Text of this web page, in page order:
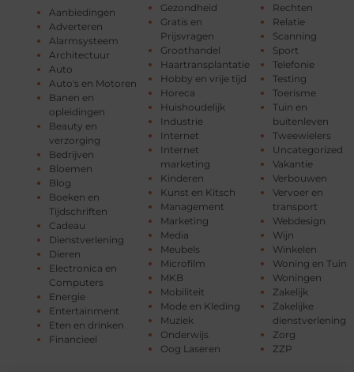
Aanbiedingen
Adverteren
Alarmsysteem
Architectuur
Auto
Auto's en Motoren
Banen en
opleidingen
Beauty en
verzorging
Bedrijven
Bloemen
Blog
Boeken en
Tijdschriften
Cadeau
Dienstverlening
Dieren
Electronica en
Computers
Energie
Entertainment
Eten en drinken
Financieel
Gezondheid
Gratis en
Prijsvragen
Groothandel
Haartransplantatie
Hobby en vrije tijd
Horeca
Huishoudelijk
Industrie
Internet
Internet
marketing
Kinderen
Kunst en Kitsch
Management
Marketing
Media
Meubels
Microfilm
MKB
Mobiliteit
Mode en Kleding
Muziek
Onderwijs
Oog Laseren
Rechten
Relatie
Scanning
Sport
Telefonie
Testing
Toerisme
Tuin en
buitenleven
Tweewielers
Uncategorized
Vakantie
Verbouwen
Vervoer en
transport
Webdesign
Wijn
Winkelen
Woning en Tuin
Woningen
Zakelijk
Zakelijke
dienstverlening
Zorg
ZZP